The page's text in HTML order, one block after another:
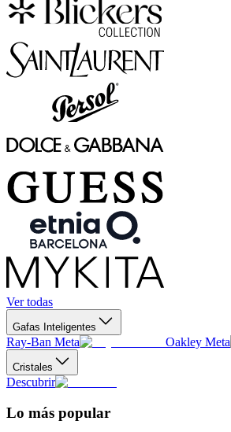
Ver todas
Gafas Inteligentes
Ray-Ban Meta Oakley Meta
Cristales
Descubrir
Lo más popular